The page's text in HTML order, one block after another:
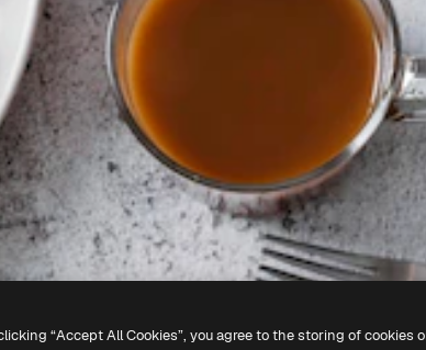
“Accept All Cookies”, you agree to the storing of cookies